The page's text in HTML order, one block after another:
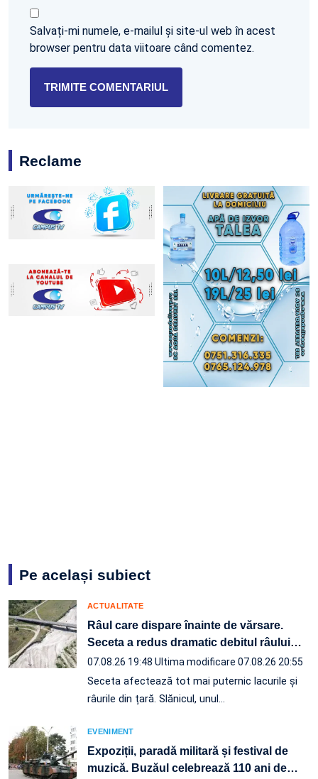
Salvați-mi numele, e-mailul și site-ul web în acest
browser pentru data viitoare când comentez.
Reclame
Pe același subiect
ACTUALITATE
Râul care dispare înainte de vărsare.
Seceta a redus dramatic debitul râului…
07.08.26 19:48 Ultima modificare 07.08.26 20:55
Seceta afectează tot mai puternic lacurile și
râurile din țară. Slănicul, unul…
EVENIMENT
Expoziții, paradă militară și festival de
muzică. Buzăul celebrează 110 ani de…